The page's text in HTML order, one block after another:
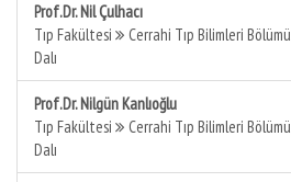
Prof.Dr. Nil Çulhacı
Tıp Fakültesi
Cerrahi Tıp Bilimleri Bölümü
Dalı
Prof.Dr. Nilgün Kanlıoğlu
Tıp Fakültesi
Cerrahi Tıp Bilimleri Bölümü
Dalı